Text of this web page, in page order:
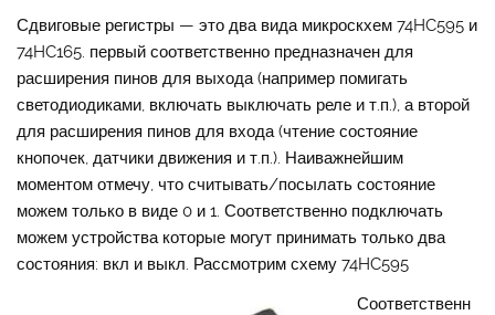
Сдвиговые регистры — это два вида микроскхем 74HC595 и
74HC165. первый соответственно предназначен для
расширения пинов для выхода (например помигать
светодиодиками, включать выключать реле и т.п.), а второй
для расширения пинов для входа (чтение состояние
кнопочек, датчики движения и т.п.). Наиважнейшим
моментом отмечу, что считывать/посылать состояние
можем только в виде 0 и 1. Соответственно подключать
можем устройства которые могут принимать только два
состояния: вкл и выкл. Рассмотрим схему 74HC595
Соответственн